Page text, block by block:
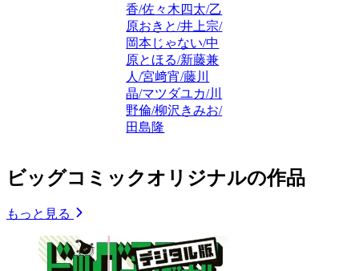
香/佐々木四太/乙
原おきと/井上宗/
岡本じゃない/中
原とほる/新藤兼
人/宮﨑宵/藤川
晶/マツダユカ/川
野倫/柳沢きみお/
田島隆
ビッグコミックオリジナルの作品
もっと見る